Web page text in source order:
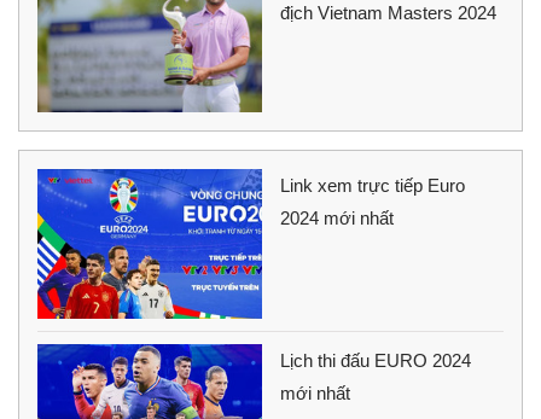
địch Vietnam Masters 2024
Link xem trực tiếp Euro
2024 mới nhất
Lịch thi đấu EURO 2024
mới nhất